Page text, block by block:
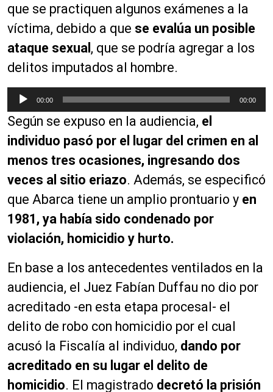
que se practiquen algunos exámenes a la
víctima, debido a que se evalúa un posible
ataque sexual , que se podría agregar a los
delitos imputados al hombre.
e
p
r
d
u
c
t
o
r
e
a
d
i
o
00:00 00:00
Según se expuso en la audiencia, el
individuo pasó por el lugar del crimen en al
menos tres ocasiones, ingresando dos
veces al sitio eriazo. Además, se especificó
que Abarca tiene un amplio prontuario y en
1981, ya había sido condenado por
violación, homicidio y hurto.
En base a los antecedentes ventilados en la
audiencia, el Juez Fabían Duffau no dio por
acreditado -en esta etapa procesal- el
delito de robo con homicidio por el cual
acusó la Fiscalía al individuo, dando por
acreditado en su lugar el delito de
homicidio. El magistrado decretó la prisión